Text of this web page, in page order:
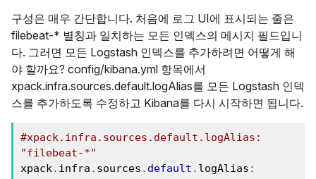
구성은 매우 간단합니다. 처음에 로그 UI에 표시되는 줄은
filebeat-* 별칭과 일치하는 모든 인덱스의 메시지 필드입니
다. 그러면 모든 Logstash 인덱스를 추가하려면 어떻게 해
야 할까요? config/kibana.yml 항목에서
xpack.infra.sources.default.logAlias를 모든 Logstash 인덱
스를 추가하도록 수정하고 Kibana를 다시 시작하면 됩니다.
#xpack.infra.sources.default.logAlias:
"filebeat-*"
xpack. infra . sources . default . logAlias :